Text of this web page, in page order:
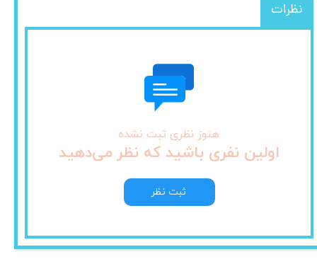
نظرات
هنوز نظری ثبت نشده
اولین نفری باشید که نظر می‌دهید
ثبت نظر